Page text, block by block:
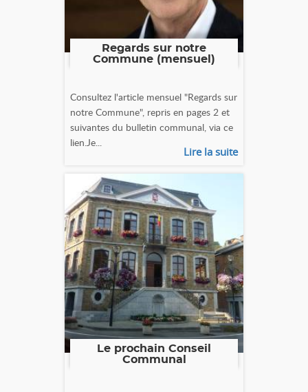
Regards sur notre
Commune (mensuel)
Consultez l'article mensuel "Regards sur
notre Commune", repris en pages 2 et
suivantes du bulletin communal, via ce
lien.Je...
Lire la suite
Le prochain Conseil
Communal